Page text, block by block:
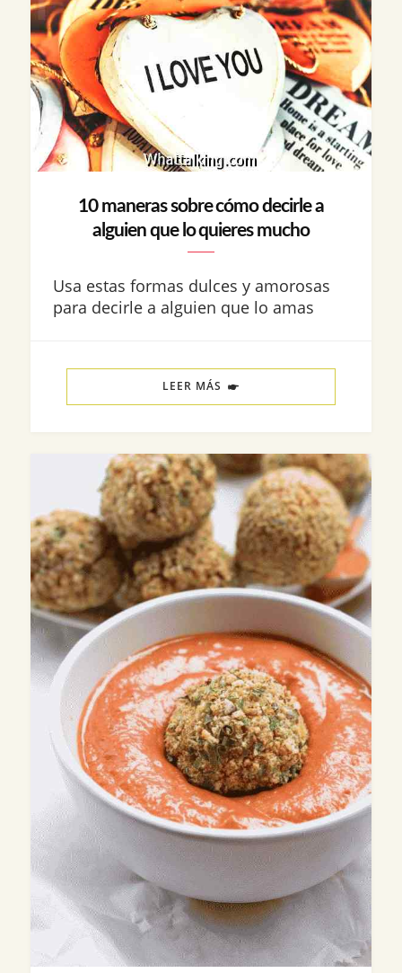
10 maneras sobre cómo decirle a
alguien que lo quieres mucho
Usa estas formas dulces y amorosas
para decirle a alguien que lo amas
LEER MÁS